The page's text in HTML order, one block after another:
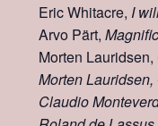
Eric Whitacre, I
Arvo Pärt,
Morten Lauridsen,
Morten
Claudio